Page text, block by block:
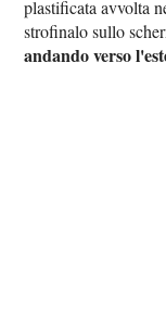
plastificata avvolta
strofinalo sullo
andando verso